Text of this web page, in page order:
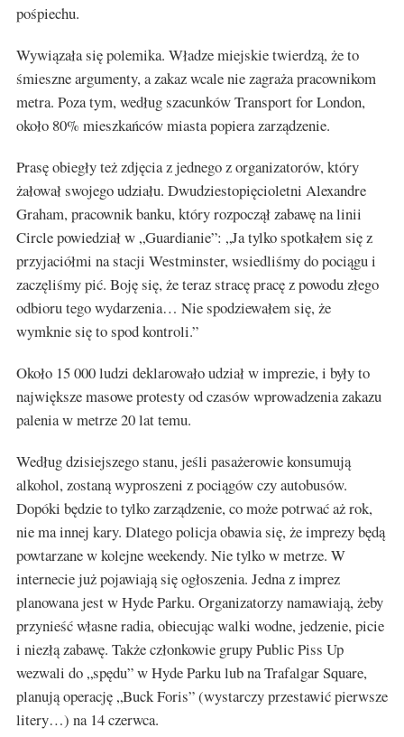
pośpiechu.
Wywiązała się polemika. Władze miejskie twierdzą, że to
śmieszne argumenty, a zakaz wcale nie zagraża pracownikom
metra. Poza tym, według szacunków Transport for London,
około 80% mieszkańców miasta popiera zarządzenie.
Prasę obiegły też zdjęcia z jednego z organizatorów, który
żałował swojego udziału. Dwudziestopięcioletni Alexandre
Graham, pracownik banku, który rozpoczął zabawę na linii
Circle powiedział w „Guardianie”: „Ja tylko spotkałem się z
przyjaciółmi na stacji Westminster, wsiedliśmy do pociągu i
zaczęliśmy pić. Boję się, że teraz stracę pracę z powodu złego
odbioru tego wydarzenia… Nie spodziewałem się, że
wymknie się to spod kontroli.”
Około 15 000 ludzi deklarowało udział w imprezie, i były to
największe masowe protesty od czasów wprowadzenia zakazu
palenia w metrze 20 lat temu.
Według dzisiejszego stanu, jeśli pasażerowie konsumują
alkohol, zostaną wyproszeni z pociągów czy autobusów.
Dopóki będzie to tylko zarządzenie, co może potrwać aż rok,
nie ma innej kary. Dlatego policja obawia się, że imprezy będą
powtarzane w kolejne weekendy. Nie tylko w metrze. W
internecie już pojawiają się ogłoszenia. Jedna z imprez
planowana jest w Hyde Parku. Organizatorzy namawiają, żeby
przynieść własne radia, obiecując walki wodne, jedzenie, picie
i niezłą zabawę. Także członkowie grupy Public Piss Up
wezwali do „spędu” w Hyde Parku lub na Trafalgar Square,
planują operację „Buck Foris” (wystarczy przestawić pierwsze
litery…) na 14 czerwca.